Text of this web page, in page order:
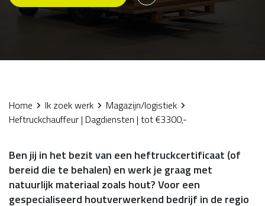
Home Ik zoek werk
Magazijn/logistiek
Heftruckchauffeur | Dagdiensten | tot €3300,-
Ben jij in het bezit van een heftruckcertificaat (of
bereid die te behalen) en werk je graag met
natuurlijk materiaal zoals hout? Voor een
gespecialiseerd houtverwerkend bedrijf in de regio